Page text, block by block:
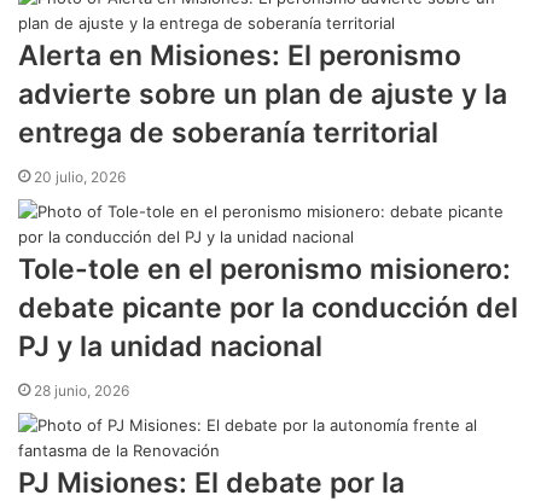
Alerta en Misiones: El peronismo
advierte sobre un plan de ajuste y la
entrega de soberanía territorial
20 julio, 2026
Tole-tole en el peronismo misionero:
debate picante por la conducción del
PJ y la unidad nacional
28 junio, 2026
PJ Misiones: El debate por la